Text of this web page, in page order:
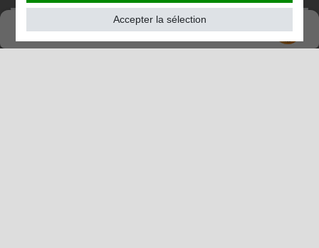
Accepter la sélection
SEHR GUT